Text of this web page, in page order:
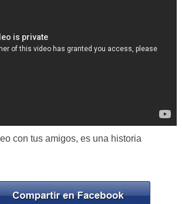
con tus amigos, es una historia